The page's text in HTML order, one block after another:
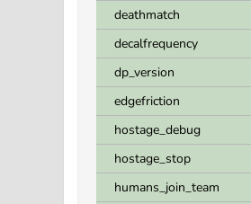
deathmatch
decalfrequency
dp_version
edgefriction
hostage_debug
hostage_stop
humans_join_team